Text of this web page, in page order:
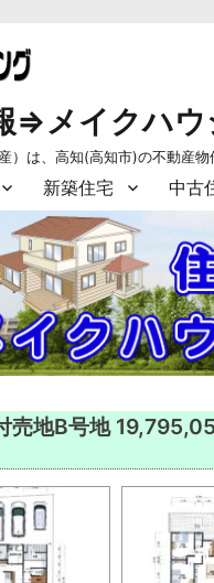
⇒メイクハウ
）は、高知(高知市)の不動産
新築住宅 中古
売地B号地